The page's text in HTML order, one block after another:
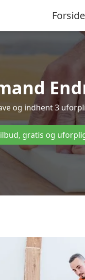
Forside
og indhent 3
gratis og